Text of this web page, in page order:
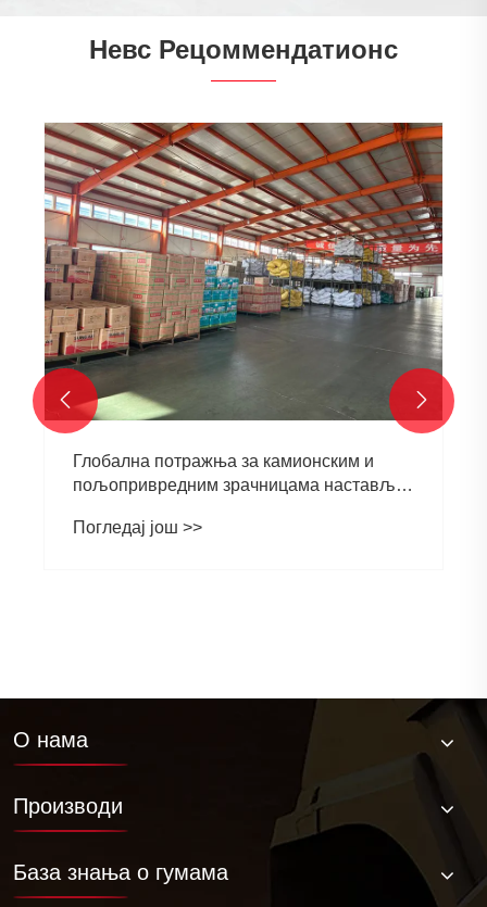
Невс Рецоммендатионс
Глобална потражња за камионским и
пољопривредним зрачницама наставља
Погледај још >>
 
О нама
Производи
База знања о гумама